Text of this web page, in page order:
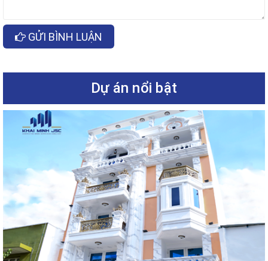
GỬI BÌNH LUẬN
Dự án nổi bật